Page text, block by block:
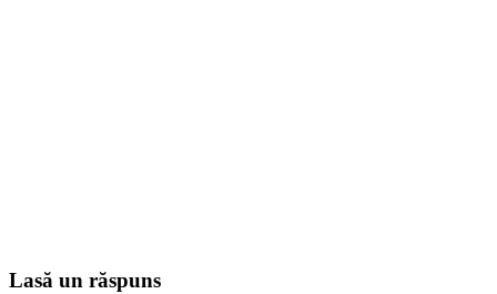
Lasă un răspuns